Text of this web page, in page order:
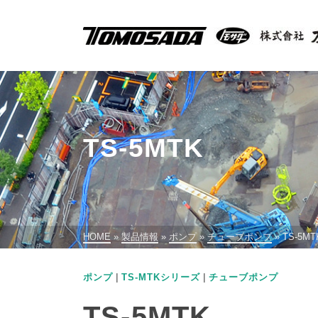
TS-5MTK
HOME » 製品情報 » ポンプ » チューブポンプ » TS-
ポンプ | TS-MTKシリーズ | チューブポンプ